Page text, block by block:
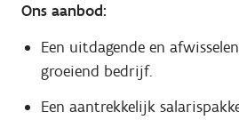
Ons aanbod:
Een uitdagende en
groeiend bedrijf.
Een aantrekkelijk